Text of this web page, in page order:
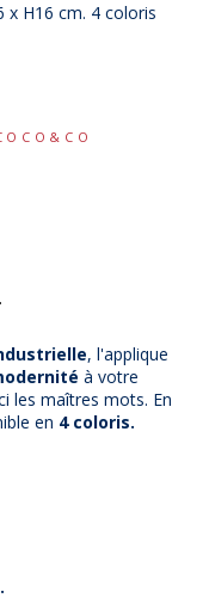
x H16 cm. 4 coloris
, l'applique
à votre
les maîtres mots. En
en 4 coloris.